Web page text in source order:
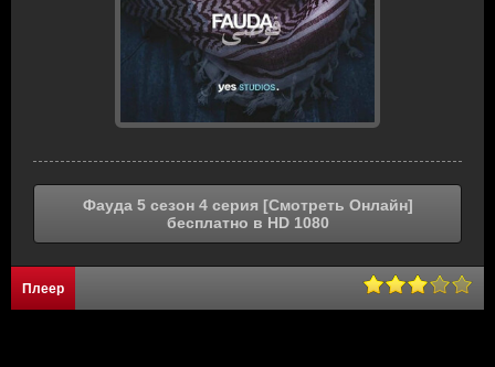
Фауда 5 сезон 4 серия [Смотреть Онлайн]
бесплатно в HD 1080
Плеер